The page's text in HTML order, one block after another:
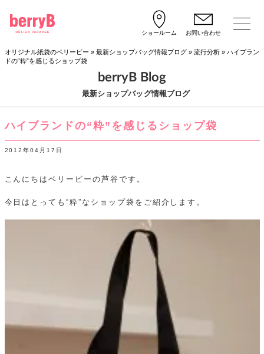
ショールーム お問い合わせ
オリジナル紙袋のベリービー » 最新ショップバッグ情報ブログ» 流行分析» ハイブラン
ドの“粋”を感じるショップ袋
最新ショップバッグ情報ブログ
berryB Blog
ハイブランドの“粋”を感じるショップ袋
2012年04月17日
こんにちはベリービーの芦谷です。
今日はとっても“粋”なショップ袋をご紹介します。